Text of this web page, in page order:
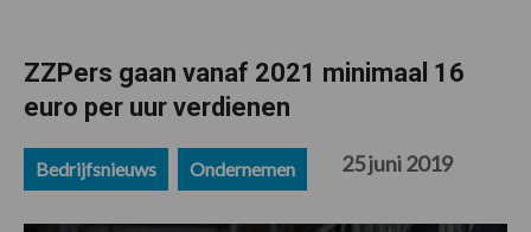
ZZPers gaan vanaf 2021 minimaal 16
euro per uur verdienen
Bedrijfsnieuws Ondernemen 25 juni 2019